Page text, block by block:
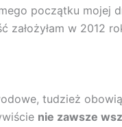
początku mojej
założyłam w 2012
tudzież
nie zawsze